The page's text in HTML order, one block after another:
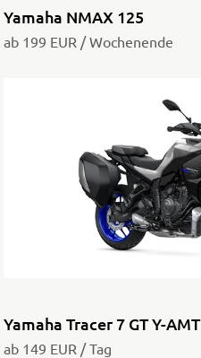
Yamaha NMAX 125
ab 199 EUR / Wochenende
Yamaha Tracer 7 GT Y-AMT
ab 149 EUR / Tag